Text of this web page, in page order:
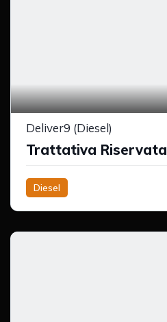
Deliver9 (Diesel)
Trattativa Riservata
Diesel